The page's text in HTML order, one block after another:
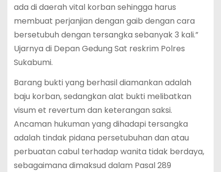
ada di daerah vital korban sehingga harus
membuat perjanjian dengan gaib dengan cara
bersetubuh dengan tersangka sebanyak 3 kali.”
Ujarnya di Depan Gedung Sat reskrim Polres
Sukabumi.
Barang bukti yang berhasil diamankan adalah
baju korban, sedangkan alat bukti melibatkan
visum et revertum dan keterangan saksi.
Ancaman hukuman yang dihadapi tersangka
adalah tindak pidana persetubuhan dan atau
perbuatan cabul terhadap wanita tidak berdaya,
sebagaimana dimaksud dalam Pasal 289